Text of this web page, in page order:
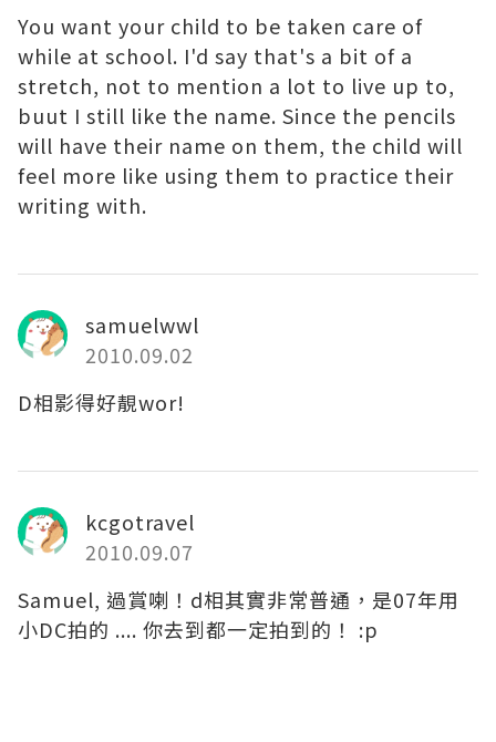
You want your child to be taken care of
while at school. I'd say that's a bit of a
stretch, not to mention a lot to live up to,
buut I still like the name. Since the pencils
will have their name on them, the child will
feel more like using them to practice their
writing with.
samuelwwl
2010.09.02
D相影得好靚wor!
kcgotravel
2010.09.07
Samuel, 過賞喇！d相其實非常普通，是07年用
小DC拍的 .... 你去到都一定拍到的！ :p